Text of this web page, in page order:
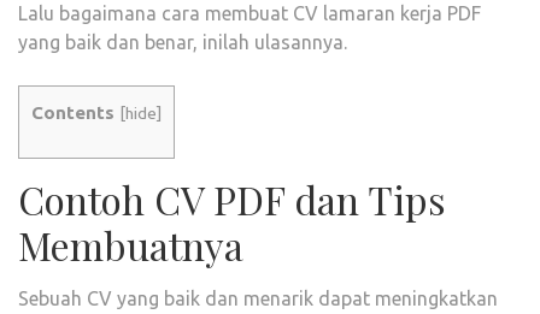
Lalu bagaimana cara membuat CV lamaran kerja PDF
yang baik dan benar, inilah ulasannya.
Contents [hide]
Contoh CV PDF dan Tips
Membuatnya
Sebuah CV yang baik dan menarik dapat meningkatkan